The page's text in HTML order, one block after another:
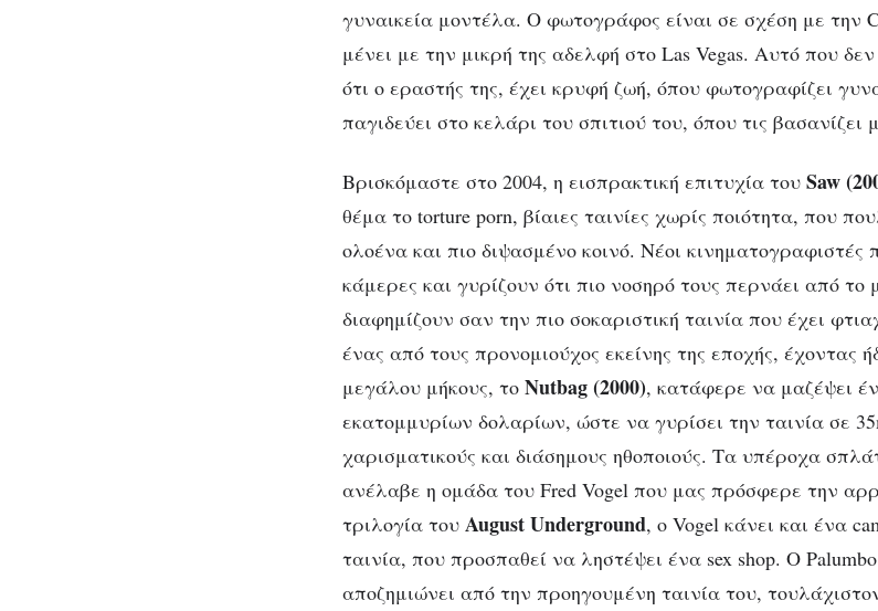
γυναικεία μοντέλα. Ο φωτογράφος είναι σε σχέση με την
μένει με την μικρή της αδελφή στο Las Vegas. Αυτό που δεν
ότι ο εραστής της, έχει κρυφή ζωή, όπου φωτογραφίζει
παγιδεύει στο κελάρι του σπιτιού του, όπου τις βασανίζει
Βρισκόμαστε στο 2004, η εισπρακτική επιτυχία του Saw
θέμα το torture porn, βίαιες ταινίες χωρίς ποιότητα, που
ολοένα και πιο διψασμένο κοινό. Νέοι κινηματογραφιστές
κάμερες και γυρίζουν ότι πιο νοσηρό τους περνάει από
διαφημίζουν σαν την πιο σοκαριστική ταινία που έχει
ένας από τους προνομιούχος εκείνης της εποχής, έχοντας
μεγάλου μήκους, το Nutbag(2000), κατάφερε να μαζέψει
εκατομμυρίων δολαρίων, ώστε να γυρίσει την ταινία σε
χαρισματικούς και διάσημους ηθοποιούς. Τα υπέροχα
ανέλαβε η ομάδα του Fred Vogel που μας πρόσφερε την
τριλογία του AugustUnderground, ο Vogel κάνει και ένα
ταινία, που προσπαθεί να ληστέψει ένα sex shop. Ο
αποζημιώνει από την προηγουμένη ταινία του,